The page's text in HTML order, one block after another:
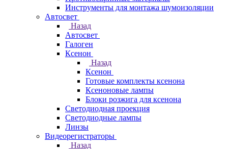
Инструменты для монтажа шумоизоляции
Автосвет
Назад
Автосвет
Галоген
Ксенон
Назад
Ксенон
Готовые комплекты ксенона
Ксеноновые лампы
Блоки розжига для ксенона
Светодиодная проекция
Светодиодные лампы
Линзы
Видеорегистраторы
Назад